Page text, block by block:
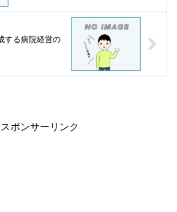
する病院経営の
スポンサーリンク